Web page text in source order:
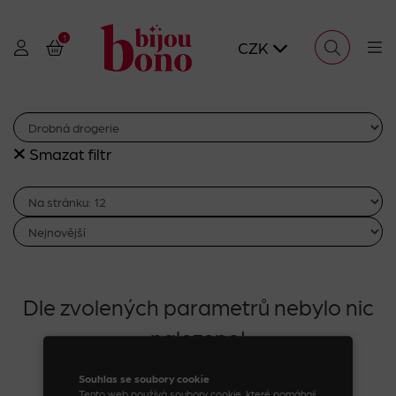
Souhlas se soubory cookie
Tento web používá soubory cookie, které pomáhají
1
CZK
Smazat filtr
Dle zvolených parametrů nebylo nic
nalezeno!